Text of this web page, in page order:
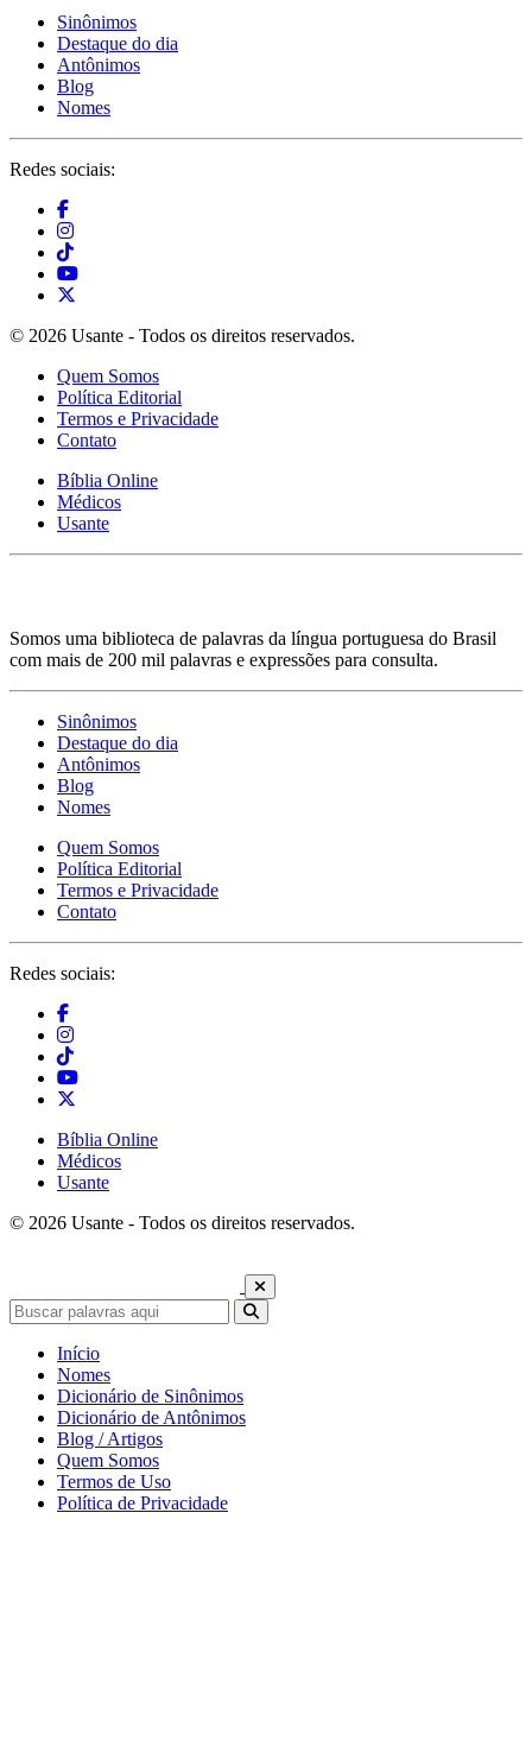
Sinônimos
Destaque do dia
Antônimos
Blog
Nomes
Redes sociais:
© 2026 Usante - Todos os direitos reservados.
Quem Somos
Política Editorial
Termos e Privacidade
Contato
Bíblia Online
Médicos
Usante
Somos uma biblioteca de palavras da língua portuguesa do Brasil
com mais de 200 mil palavras e expressões para consulta.
Sinônimos
Destaque do dia
Antônimos
Blog
Nomes
Quem Somos
Política Editorial
Termos e Privacidade
Contato
Redes sociais:
Bíblia Online
Médicos
Usante
© 2026 Usante - Todos os direitos reservados.
Início
Nomes
Dicionário de Sinônimos
Dicionário de Antônimos
Blog / Artigos
Quem Somos
Termos de Uso
Política de Privacidade